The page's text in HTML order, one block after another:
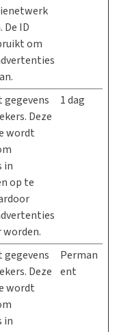
De ID
om
Deze
wordt
in
op te
1 dag
Deze
wordt
in
Perman
ent